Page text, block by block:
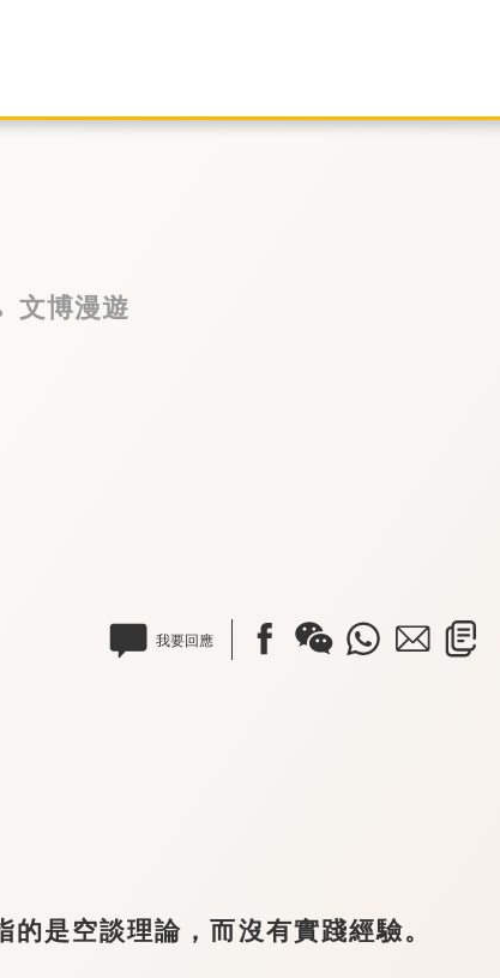
文博漫遊
我要回應
是空談理論，而沒有實踐經驗。